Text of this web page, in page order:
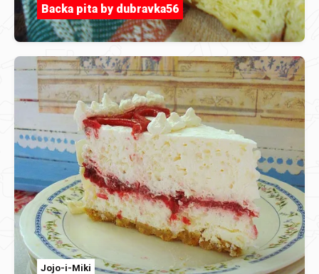
Backa pita by dubravka56
Jojo-i-Miki